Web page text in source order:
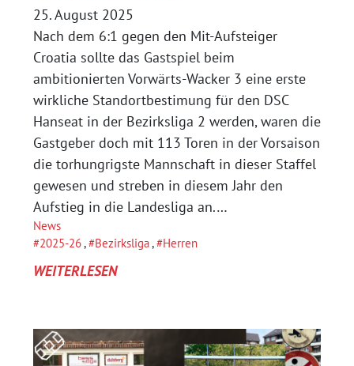
25. August 2025
Nach dem 6:1 gegen den Mit-Aufsteiger
Croatia sollte das Gastspiel beim
ambitionierten Vorwärts-Wacker 3 eine erste
wirkliche Standortbestimung für den DSC
Hanseat in der Bezirksliga 2 werden, waren die
Gastgeber doch mit 113 Toren in der Vorsaison
die torhungrigste Mannschaft in dieser Staffel
gewesen und streben in diesem Jahr den
Aufstieg in die Landesliga an.…
News
2025-26, Bezirksliga, Herren
WEITERLESEN:
REMIS
VORBEI: